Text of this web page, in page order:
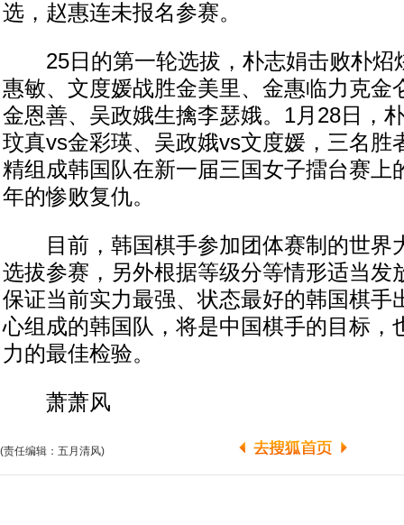
选，赵惠连未报名参赛。
25日的第一轮选拔，朴志娟击败朴炤
惠敏、文度媛战胜金美里、金惠临力克金
金恩善、吴政娥生擒李瑟娥。1月28日，
玟真vs金彩瑛、吴政娥vs文度媛，三名胜
精组成韩国队在新一届三国女子擂台赛上
年的惨败复仇。
目前，韩国棋手参加团体赛制的世界
选拔参赛，另外根据等级分等情形适当发
保证当前实力最强、状态最好的韩国棋手
心组成的韩国队，将是中国棋手的目标，
力的最佳检验。
萧萧风
(责任编辑：五月清风)